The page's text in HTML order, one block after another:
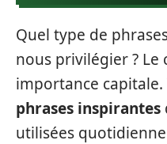
Quel type de
nous privilégier ? Le
importance
phrases inspirantes
utilisées